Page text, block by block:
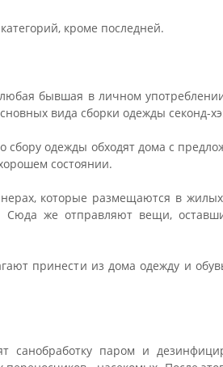
кроме последней.
бывшая в личном
вида сборки одежды секонд-
одежды обходят дома с
состоянии.
которые размещаются в
же отправляют вещи,
принести из дома одежду и
санобработку паром и